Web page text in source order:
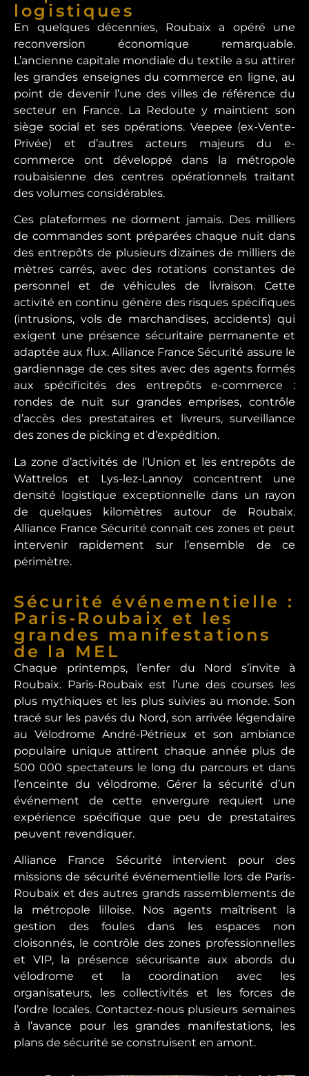
logistiques
En quelques décennies, Roubaix a opéré une
reconversion économique remarquable.
L’ancienne capitale mondiale du textile a su attirer
les grandes enseignes du commerce en ligne, au
point de devenir l’une des villes de référence du
secteur en France. La Redoute y maintient son
siège social et ses opérations. Veepee (ex-Vente-
Privée) et d’autres acteurs majeurs du e-
commerce ont développé dans la métropole
roubaisienne des centres opérationnels traitant
des volumes considérables.
Ces plateformes ne dorment jamais. Des milliers
de commandes sont préparées chaque nuit dans
des entrepôts de plusieurs dizaines de milliers de
mètres carrés, avec des rotations constantes de
personnel et de véhicules de livraison. Cette
activité en continu génère des risques spécifiques
(intrusions, vols de marchandises, accidents) qui
exigent une présence sécuritaire permanente et
adaptée aux flux. Alliance France Sécurité assure le
gardiennage de ces sites avec des agents formés
aux spécificités des entrepôts e-commerce :
rondes de nuit sur grandes emprises, contrôle
d’accès des prestataires et livreurs, surveillance
des zones de picking et d’expédition.
La zone d’activités de l’Union et les entrepôts de
Wattrelos et Lys-lez-Lannoy concentrent une
densité logistique exceptionnelle dans un rayon
de quelques kilomètres autour de Roubaix.
Alliance France Sécurité connaît ces zones et peut
intervenir rapidement sur l’ensemble de ce
périmètre.
Sécurité événementielle :
Paris-Roubaix et les
grandes manifestations
de la MEL
Chaque printemps, l’enfer du Nord s’invite à
Roubaix. Paris-Roubaix est l’une des courses les
plus mythiques et les plus suivies au monde. Son
tracé sur les pavés du Nord, son arrivée légendaire
au Vélodrome André-Pétrieux et son ambiance
populaire unique attirent chaque année plus de
500 000 spectateurs le long du parcours et dans
l’enceinte du vélodrome. Gérer la sécurité d’un
événement de cette envergure requiert une
expérience spécifique que peu de prestataires
peuvent revendiquer.
Alliance France Sécurité intervient pour des
missions de sécurité événementielle lors de Paris-
Roubaix et des autres grands rassemblements de
la métropole lilloise. Nos agents maîtrisent la
gestion des foules dans les espaces non
cloisonnés, le contrôle des zones professionnelles
et VIP, la présence sécurisante aux abords du
vélodrome et la coordination avec les
organisateurs, les collectivités et les forces de
l’ordre locales. Contactez-nous plusieurs semaines
à l’avance pour les grandes manifestations, les
plans de sécurité se construisent en amont.